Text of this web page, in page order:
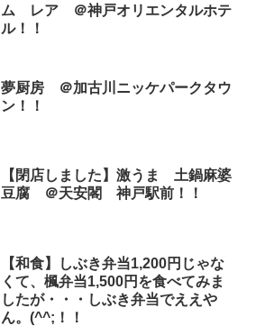
ム レア ＠神戸オリエンタルホテ
ル！！
夢厨房 ＠加古川ニッケパークタウ
ン！！
【閉店しました】激うま 土鍋麻婆
豆腐 ＠天安閣 神戸駅前！！
【和食】しぶき弁当1,200円じゃな
くて、楓弁当1,500円を食べてみま
したが・・・しぶき弁当でええや
ん。(^^;！！